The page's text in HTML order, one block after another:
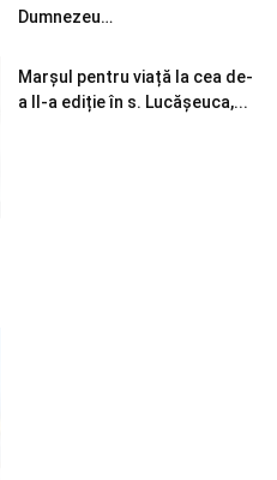
Dumnezeu…
Marșul pentru viață la cea de-
a II-a ediție în s. Lucășeuca,...